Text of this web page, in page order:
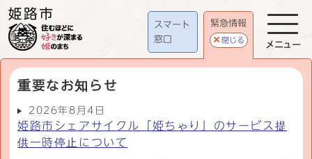
スマート
窓口
緊急情報
閉じる
重要なお知らせ
2026年8月4日
姫路市シェアサイクル「姫ちゃり」のサービス提
供一時停止について
メニュー